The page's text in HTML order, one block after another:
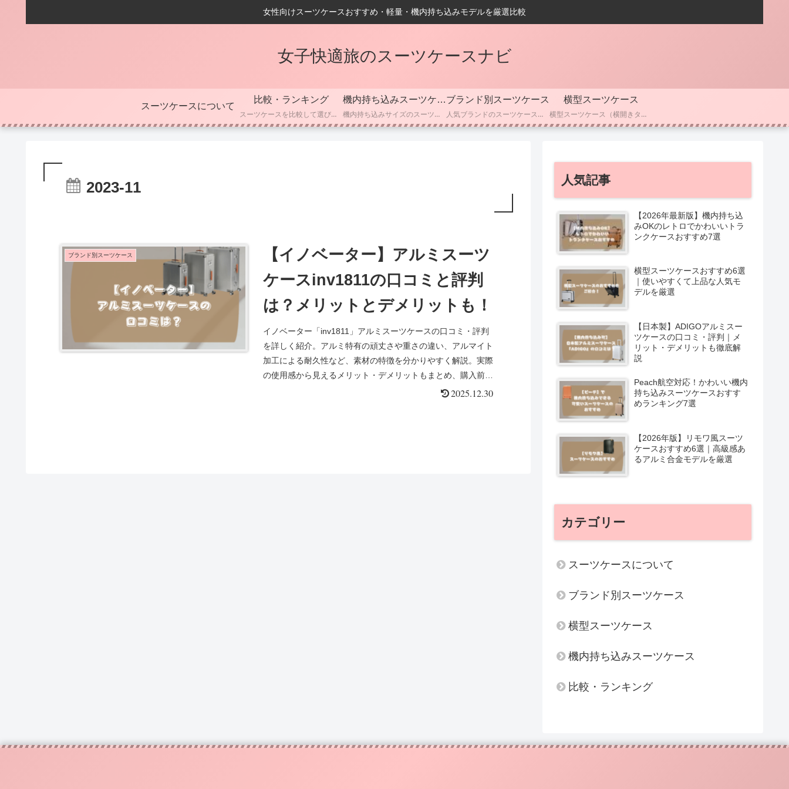
女性向けスーツケースおすすめ・軽量・機内持ち込みモデルを厳選比較
女子快適旅のスーツケースナビ
スーツケースについて
比較・ランキング
スーツケースを比較して選びたい方向けのカテゴリーです。 人気モデルのスペック・容量・重さ・価格・耐久性などを分かりやすく比較し、用途別におすすめのスーツケースをランキング形式で紹介しています。 「どのスーツケースが自分に合っているかわからない」「初めての購入で失敗したくない」という方に向けて、選び方のポイントやチェックすべき機能も丁寧に解説しています。
機内持ち込みスーツケース
機内持ち込みサイズのスーツケースを探している方向けのカテゴリーです。 国内線・国際線それぞれの機内持ち込み基準や、容量・サイズの目安、軽量モデル、静音キャスターなど、選ぶ際に押さえておきたいポイントを分かりやすくまとめています。 女性でも扱いやすいコンパクトサイズや、ビジネス向けのスマート設計モデルも紹介しているので、「使いやすい機内持ち込みスーツケースを選びたい」という方におすすめです。
ブランド別スーツケース
人気ブランドのスーツケースを比較したい方向けのカテゴリーです。 RIMOWA・サムソナイト・イノベーター・トゥミなど、主要ブランドごとの特徴や耐久性、素材、価格帯を分かりやすくまとめています。 デザイン性や機能性の違い、選ぶときのポイントも解説しているので、 「どのブランドにするか迷っている」「長く使えるスーツケースを選びたい」という方におすすめです。
横型スーツケース
横型スーツケース（横開きタイプ）を探している方向けのカテゴリーです。 ビジネスシーンでも使いやすく、荷物の出し入れがしやすい横型ならではの特徴や、容量・収納性・使い勝手を分かりやすくまとめています。 機内持ち込み対応モデルや軽量タイプ、静音キャスターなど、横型スーツケースを選ぶときに知っておきたいポイントも解説しているので、「横開きが便利なスーツケースを探している」という方におすすめです。
2023-11
ブランド別スーツケース
【イノベーター】アルミスーツ
ケースinv1811の口コミと評判
は？メリットとデメリットも！
イノベーター「inv1811」アルミスーツケースの口コミ・評判
を詳しく紹介。アルミ特有の頑丈さや重さの違い、アルマイト
加工による耐久性など、素材の特徴を分かりやすく解説。実際
の使用感から見えるメリット・デメリットもまとめ、購入前の
2025.12.30
人気記事
【2026年最新版】機内持ち込
みOKのレトロでかわいいトラ
ンクケースおすすめ7選
横型スーツケースおすすめ6選
｜使いやすくて上品な人気モ
デルを厳選
【日本製】ADIGOアルミスー
ツケースの口コミ・評判｜メ
リット・デメリットも徹底解
説
Peach航空対応！かわいい機内
持ち込みスーツケースおすす
めランキング7選
【2026年版】リモワ風スーツ
ケースおすすめ6選｜高級感あ
るアルミ合金モデルを厳選
カテゴリー
スーツケースについて
ブランド別スーツケース
横型スーツケース
機内持ち込みスーツケース
比較・ランキング